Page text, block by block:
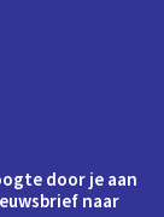
door je aan
naar